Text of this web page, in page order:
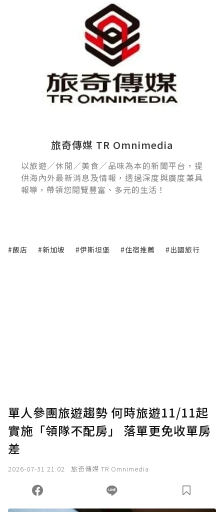
旅奇傳媒 TR Omnimedia
以旅遊／休閒／美食／品味為本的新聞平台，提
供海內外最新消息及情報，透過深度與廣度兼具
報導，帶領您閱覽豐富、多元的生活！
#飯店 #新加坡 #伊斯坦堡 #住宿推薦 #出國旅行
單人參團旅遊趨勢 何時旅遊11/11起
實施「領隊不配房」 落單更免收單房
差
2026-07-31 21:02 旅奇傳媒 TR Omnimedia